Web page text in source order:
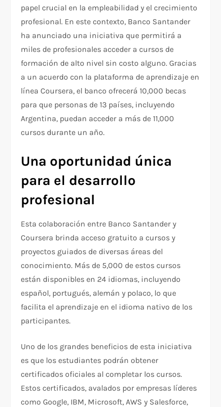
papel crucial en la empleabilidad y el crecimiento
profesional. En este contexto, Banco Santander
ha anunciado una iniciativa que permitirá a
miles de profesionales acceder a cursos de
formación de alto nivel sin costo alguno. Gracias
a un acuerdo con la plataforma de aprendizaje en
línea Coursera, el banco ofrecerá 10,000 becas
para que personas de 13 países, incluyendo
Argentina, puedan acceder a más de 11,000
cursos durante un año.
Una oportunidad única
para el desarrollo
profesional
Esta colaboración entre Banco Santander y
Coursera brinda acceso gratuito a cursos y
proyectos guiados de diversas áreas del
conocimiento. Más de 5,000 de estos cursos
están disponibles en 24 idiomas, incluyendo
español, portugués, alemán y polaco, lo que
facilita el aprendizaje en el idioma nativo de los
participantes.
Uno de los grandes beneficios de esta iniciativa
es que los estudiantes podrán obtener
certificados oficiales al completar los cursos.
Estos certificados, avalados por empresas líderes
como Google, IBM, Microsoft, AWS y Salesforce,